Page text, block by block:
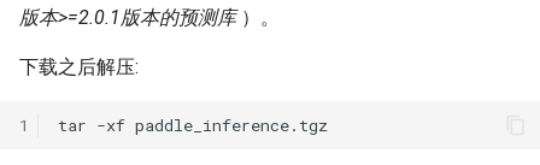
版本>=2.0.1版本的预测库）。
下载之后解压:
1 tar -xf